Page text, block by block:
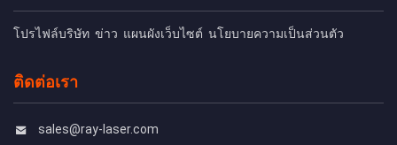
โปรไฟล์บริษัท ข่าว แผนผังเว็บไซต์ นโยบายความเป็นส่วนตัว
ติดต่อเรา
sales@ray-laser.com